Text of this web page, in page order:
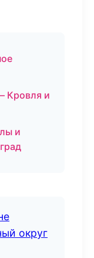
Кровля и
и
округ